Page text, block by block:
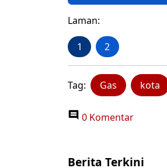
Laman:
1 2
Tag: Gas kota
0 Komentar
Berita Terkini